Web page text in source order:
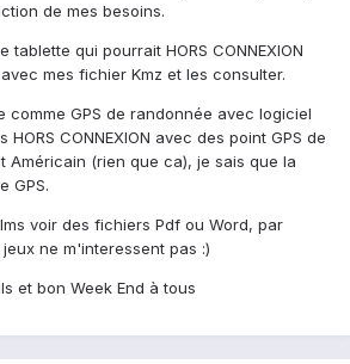
de mes besoins.
qui pourrait HORS CONNEXION
mes fichier Kmz et les consulter.
comme GPS de randonnée avec logiciel
CONNEXION avec des point GPS de
Américain (rien que ca), je sais que la
GPS.
voir des fichiers Pdf ou Word, par
ne m'interessent pas :)
et bon Week End à tous